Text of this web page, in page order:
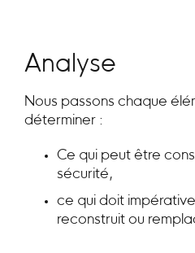
Analyse
Nous passons chaque
déterminer :
Ce qui peut être
sécurité,
ce qui doit
reconstruit ou